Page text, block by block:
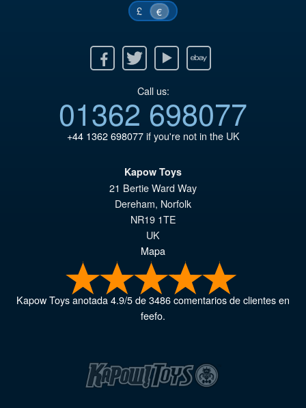
£ €
Twitter Youtube Ebay
Call us:
01362 698077
+44 1362 698077if you're not in the UK
Kapow Toys
21 Bertie Ward Way
Dereham, Norfolk
NR19 1TE
UK
Mapa
Kapow Toysanotada4.9/5de3486comentarios de clientes en
feefo.